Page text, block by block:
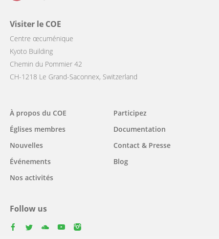
Visiter le COE
Centre œcuménique
Kyoto Building
Chemin du Pommier 42
CH-1218 Le Grand-Saconnex, Switzerland
Main
navigation
À propos du COE
Églises membres
Nouvelles
Événements
Nos activités
Participez
Documentation
Contact & Presse
Blog
Follow us